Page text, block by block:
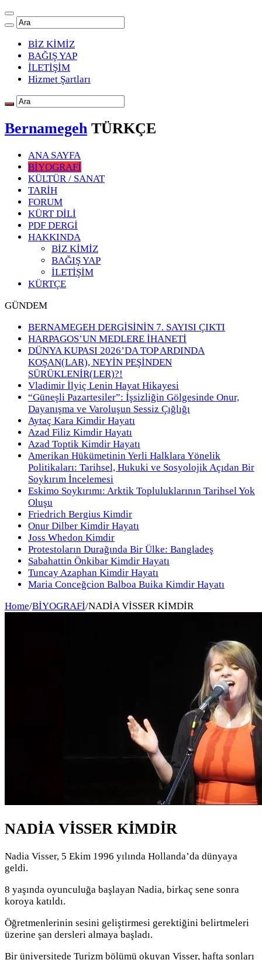
BİZ KİMİZ
BAĞIŞ YAP
İLETİŞİM
Hizmet Şartları
Bernamegeh TÜRKÇE
ANA SAYFA
BİYOGRAFİ
KÜLTÜR / SANAT
TARİH
FORUM
KÜRT DİLİ
PDF DERGİ
HAKKINDA
BİZ KİMİZ
BAĞIŞ YAP
İLETİŞİM
KÜRTÇE
GÜNDEM
BERNAMEGEH DERGİSİNİN 7. SAYISI ÇIKTI
HARPAGOS’UN MEDLERE İHANETİ
DÜNYA KUPASI 2026’DA TOP ARDINDA
KOŞAN(LAR), NEYİN PEŞİNDEN
SÜRÜKLENİR(LER)?!
Vladimir İlyiç Lenin Hayat Hikayesi
“Güneşli Pazartesiler”: İşsizliğin Gölgesinde Onur,
Dayanışma ve Varoluşun Sessiz Çığlığı
Aytaç Kara Kimdir Hayatı
Azad Filiz Kimdir Hayatı
Azad Toptik Kimdir Hayatı
Amerikan Hükümetinin Yerli Halklara Yönelik
Politikaları: Tarihsel, Hukuki ve Sosyolojik Açıdan Bir
Soykırım İncelemesi
Eskimo Soykırımı: Arktik Topluluklarının Tarihsel Yok
Oluşu
Friedrich Bergius Kimdir
Onur Dilber Kimdir Hayatı
Joss Whedon Kimdir
Protestoların Durağında Bir Ülke: Bangladeş
Sabahattin Önkibar Kimdir Hayatı
Tuncay Azaphan Kimdir Hayatı
Maria Conceğcion Balboa Buika Kimdir Hayatı
Home/BİYOGRAFİ/NADİA VİSSER KİMDİR
NADİA VİSSER KİMDİR
Nadia Visser, 5 Ekim 1996 yılında Hollanda’da dünyaya
geldi.
8 yaşında oyunculuğa başlayan Nadia, birkaç sene sonra
koroya katıldı.
Öğretmenlerinin sesini geliştirmesi gerektiğini belirtmeleri
üzerine şan dersleri almaya başladı.
Bir üniversitede Turizm bölümü okuyan Visser, hafta sonları